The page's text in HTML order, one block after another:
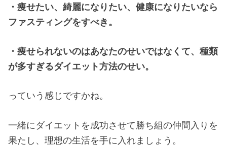
・痩せたい、綺麗になりたい、健康になりたいなら
ファスティングをすべき。
・痩せられないのはあなたのせいではなくて、種類
が多すぎるダイエット方法のせい。
っていう感じですかね。
一緒にダイエットを成功させて勝ち組の仲間入りを
果たし、理想の生活を手に入れましょう。